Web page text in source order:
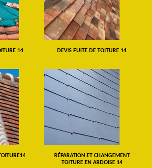
14 DEVIS FUITE DE TOITURE 14
RÉPARATION ET CHANGEMENT
TOITURE EN ARDOISE 14